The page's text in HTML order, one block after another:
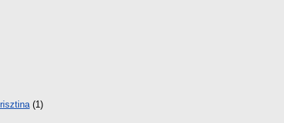
(1)